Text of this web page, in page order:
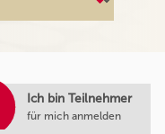
Ich bin Teilnehmer
für mich anmelden